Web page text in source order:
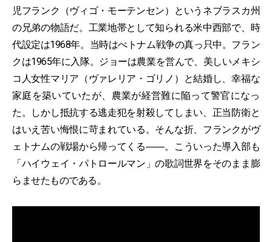
児フランク（ヴィゴ・モーテンセン）というネブラスカ州
の兄弟の物語だ。工業地帯として知られる米中西部で、時
代設定は1968年。当時はべトナム戦争の真っ只中。フラン
クは1965年に入隊。ジョーは農業を営んで、美しいメキシ
コ人女性マリア（ヴァレリア・ゴリノ）と結婚し、幸福な
家庭を築いていたが、農業が経営難に陥って警官になっ
た。しかし抵抗する逃走犯を射殺してしまい、正当防衛と
はいえ苦い悔恨に苛まれている。そんな折、フランクがヴ
ェトナムの戦場から帰ってくる――。こういった導入部も
「ハイウェイ・パトロールマン」の歌詞世界をそのまま膨
らませたものである。